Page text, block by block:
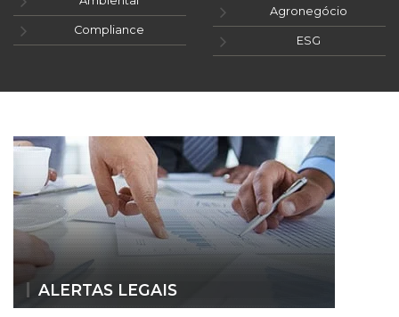
Compliance
Agronegócio
ESG
ALERTAS LEGAIS